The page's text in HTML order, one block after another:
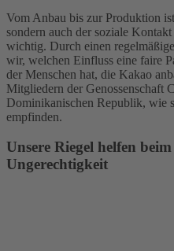
Mehr Informationen
Akzeptieren
powered byUsercentrics
Management Platform
Vom Anbau bis zur Produktion
sondern auch der soziale
wichtig. Durch einen
wir, welchen Einfluss eine faire
der Menschen hat, die Kakao
Mitgliedern der Genossenschaft
Dominikanischen Republik, wie
empfinden.
Unsere Riegel helfen
Ungerechtigkeit